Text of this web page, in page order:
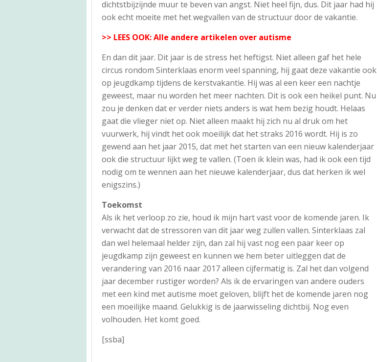
dichtstbijzijnde muur te beven van angst. Niet heel fijn, dus. Dit jaar had hij
ook echt moeite met het wegvallen van de structuur door de vakantie.
>> LEES OOK:Alle andere artikelen over autisme
En dan dit jaar. Dit jaar is de stress het heftigst. Niet alleen gaf het hele
circus rondom Sinterklaas enorm veel spanning, hij gaat deze vakantie ook
op jeugdkamp tijdens de kerstvakantie. Hij was al een keer een nachtje
geweest, maar nu worden het meer nachten. Dit is ook een heikel punt. Nu
zou je denken dat er verder niets anders is wat hem bezig houdt. Helaas
gaat die vlieger niet op. Niet alleen maakt hij zich nu al druk om het
vuurwerk, hij vindt het ook moeilijk dat het straks 2016 wordt. Hij is zo
gewend aan het jaar 2015, dat met het starten van een nieuw kalenderjaar
ook die structuur lijkt weg te vallen. (Toen ik klein was, had ik ook een tijd
nodig om te wennen aan het nieuwe kalenderjaar, dus dat herken ik wel
enigszins.)
Toekomst
Als ik het verloop zo zie, houd ik mijn hart vast voor de komende jaren. Ik
verwacht dat de stressoren van dit jaar weg zullen vallen. Sinterklaas zal
dan wel helemaal helder zijn, dan zal hij vast nog een paar keer op
jeugdkamp zijn geweest en kunnen we hem beter uitleggen dat de
verandering van 2016 naar 2017 alleen cijfermatig is. Zal het dan volgend
jaar december rustiger worden? Als ik de ervaringen van andere ouders
met een kind met autisme moet geloven, blijft het de komende jaren nog
een moeilijke maand. Gelukkig is de jaarwisseling dichtbij. Nog even
volhouden. Het komt goed.
[ssba]